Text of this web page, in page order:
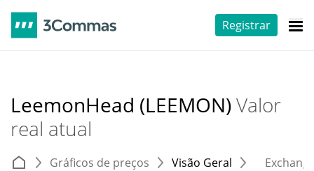
Registrar
LeemonHead (LEEMON)Valor
real atual
Gráficos de preços Visão Geral